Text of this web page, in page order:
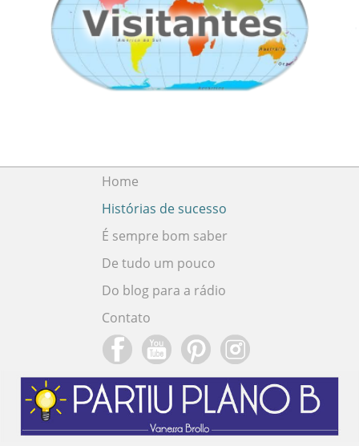
Home
Histórias de sucesso
É sempre bom saber
De tudo um pouco
Do blog para a rádio
Contato